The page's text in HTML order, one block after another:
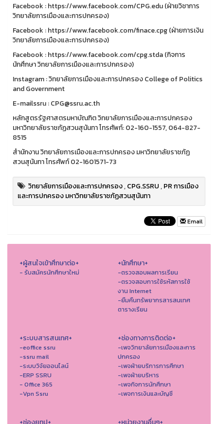
Facebook : https://www.facebook.com/CPG.edu (ฝ่ายวิชาการ
วิทยาลัยการเมืองและการปกครอง)
Facebook : https://www.facebook.com/finace.cpg (ฝ่ายการเงิน
วิทยาลัยการเมืองและการปกครอง)
Facebook : https://www.facebook.com/cpg.stda (กิจการ
นักศึกษา วิทยาลัยการเมืองและการปกครอง)
Instagram : วิทยาลัยการเมืองและการปกครอง College of Politics
and Government
E-mailssru : CPG@ssru.ac.th
หลักสูตรรัฐศาสตรมหาบัณฑิต วิทยาลัยการเมืองและการปกครอง
มหาวิทยาลัยราชภัฏสวนสุนันทา โทรศัพท์: 02-160-1557, 064-827-
8515
สำนักงาน วิทยาลัยการเมืองและการปกครอง มหาวิทยาลัยราชภัฏ
สวนสุนันทา โทรศัพท์ 02-1601571-73
วิทยาลัยการเมืองและการปกครอง,CPG.SSRU,PR การเมือง
และการปกครอง มหาวิทยาลัยราชภัฏสวนสุนันทา
Email
+ผู้สนใจเข้าศึกษาต่อ+
- รับสมัครนักศึกษาใหม่
+นักศึกษา+
-ตรวจสอบผลการเรียน
-ตรวจสอบการใช้รหัสการใช้
งาน Internet
-ยืมคืนทรัพยากรสารสนเทศ
ตารางเรียน
+ระบบสารสนเทศ+
-eoffice ssru
-ssru mail
-ระบบวิจัยออนไลน์
-ERP SSRU
- Office 365
-Vpn Ssru
+ช่องทางการติดต่อ+
-เพจวิทยาลัยการเมืองและการ
ปกครอง
-เพจฝ่ายบริการการศึกษา
-เพจฝ่ายบริหาร
-เพจกิจการนักศึกษา
-เพจการเงินและบัญชี